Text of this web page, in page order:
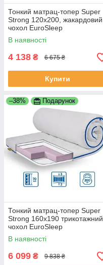
Тонкий матрац-топер Super
Strong 120x200, жакардовий
чохол EuroSleep
В наявності
4 138 ₴ 6 675 ₴
Купити
–38% Подарунок
Тонкий матрац-топер Super
Strong 160x190 трикотажний
чохол EuroSleep
В наявності
6 099 ₴ 9 838 ₴